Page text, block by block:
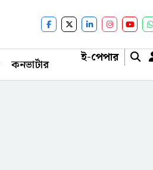
কনভার্টার ই-পেপার